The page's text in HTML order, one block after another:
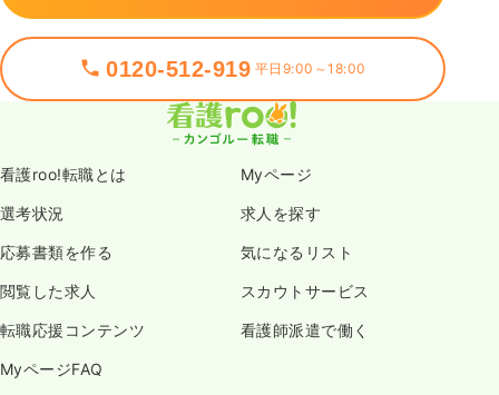
0120-512-919 平日9:00～18:00
看護roo!転職とは Myページ
選考状況 求人を探す
応募書類を作る 気になるリスト
閲覧した求人 スカウトサービス
転職応援コンテンツ 看護師派遣で働く
MyページFAQ